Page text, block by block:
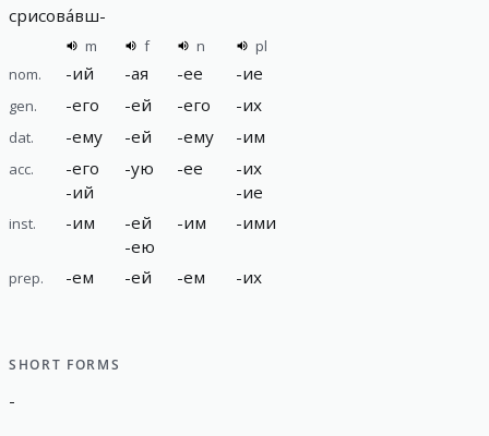
срисова́вш-
m f n
pl
nom.
-ий -ая -ее -ие
gen. -его -ей -его -их
dat. -ему -ей -ему -им
acc. -его
-ий
-ую -ее -их
-ие
inst. -им -ей
-ею
-им -ими
prep. -ем -ей -ем -их
SHORT FORMS
-